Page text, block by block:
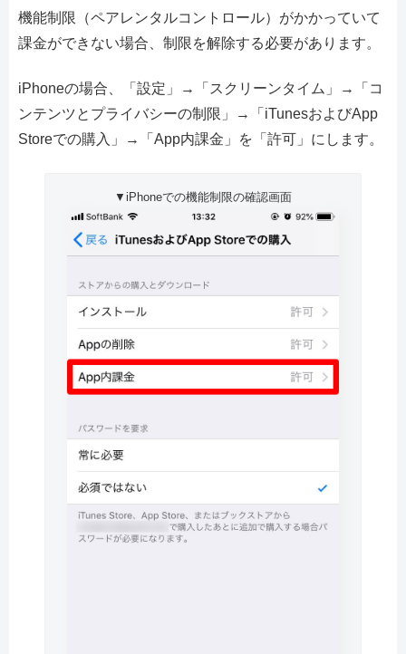
機能制限（ペアレンタルコントロール）がかかっていて
課金ができない場合、制限を解除する必要があります。
iPhoneの場合、「設定」→「スクリーンタイム」→「コ
ンテンツとプライバシーの制限」→「iTunesおよびApp
Storeでの購入」→「App内課金」を「許可」にします。
▼iPhoneでの機能制限の確認画面